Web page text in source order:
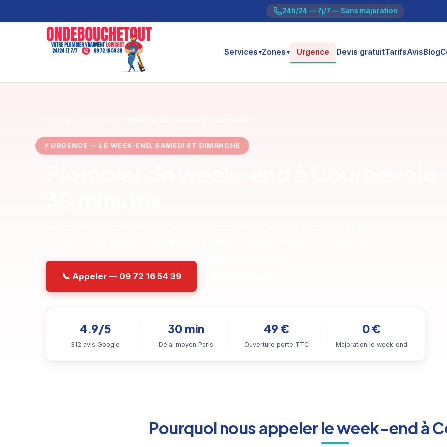
24h/24 — 7j/7 — Sans majoration
Services ▾Zones ▾ Urgence Devis gratuitTarifsAvisBlog
⚡ URGENCE — LE WEEK-END, SAMEDI ET DIMANCHE
📞 Appeler — 09 72 16 54 39
4.9/5
312 avis Google
30 min
Délai moyen Paris
49 €
Ouverture porte TTC
0 €
Majoration le week-end
Pourquoi nous appeler le week-end à